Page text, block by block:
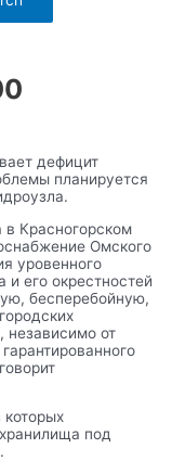
дефицит
планируется
в Красногорском
Омского
уровенного
его окрестностей
бесперебойную,
независимо от
под